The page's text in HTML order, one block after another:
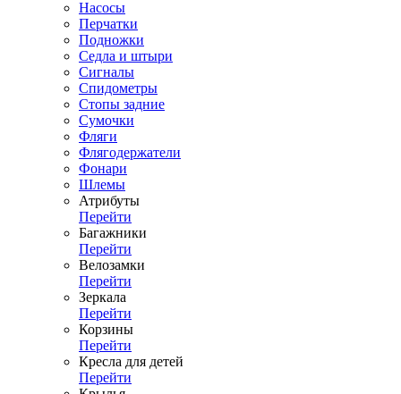
Насосы
Перчатки
Подножки
Седла и штыри
Сигналы
Спидометры
Стопы задние
Сумочки
Фляги
Флягодержатели
Фонари
Шлемы
Атрибуты
Перейти
Багажники
Перейти
Велозамки
Перейти
Зеркала
Перейти
Корзины
Перейти
Кресла для детей
Перейти